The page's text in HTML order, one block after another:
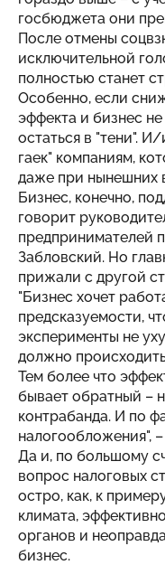
госбюджета они
После отмены
исключительной
полностью станет
Особенно, если
эффекта и бизнес
остаться в "тени".
гаек" компаниям,
даже при нынешних
Бизнес, конечно,
говорит
предпринимателей
Забловский. Но
прижали с другой
"Бизнес хочет
предсказуемости,
эксперименты не
должно
Тем более что
бывает обратный –
контрабанда. И по
налогообложения",
Да и, по большому
вопрос налоговых
остро, как, к
климата,
органов и
бизнес.